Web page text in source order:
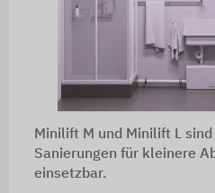
Minilift M und Minilift L sind
Sanierungen für kleinere
einsetzbar.